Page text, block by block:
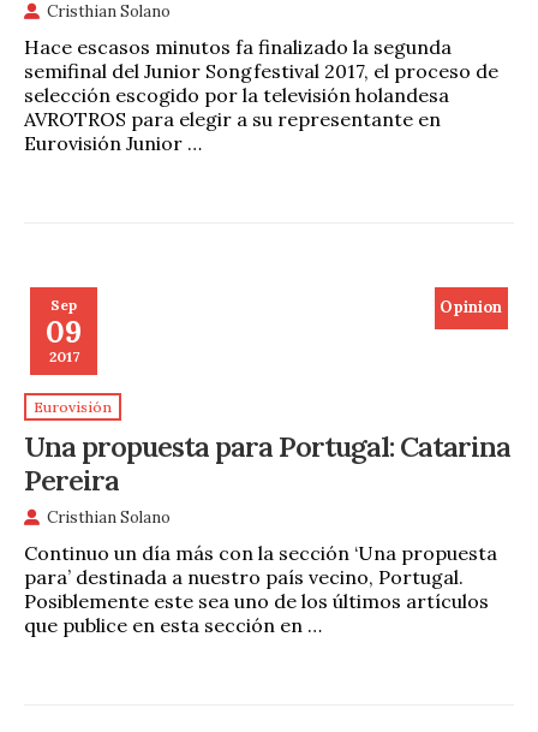
Cristhian Solano
Hace escasos minutos fa finalizado la segunda
semifinal del Junior Songfestival 2017, el proceso de
selección escogido por la televisión holandesa
AVROTROS para elegir a su representante en
Eurovisión Junior …
Sep
09
2017
Opinion
Eurovisión
Una propuesta para Portugal: Catarina
Pereira
Cristhian Solano
Continuo un día más con la sección ‘Una propuesta
para’ destinada a nuestro país vecino, Portugal.
Posiblemente este sea uno de los últimos artículos
que publice en esta sección en …